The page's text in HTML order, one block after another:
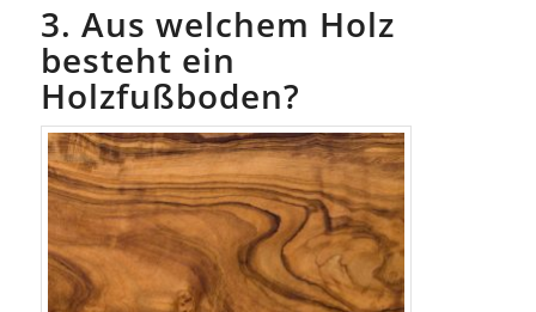
3. Aus welchem Holz
besteht ein
Holzfußboden?